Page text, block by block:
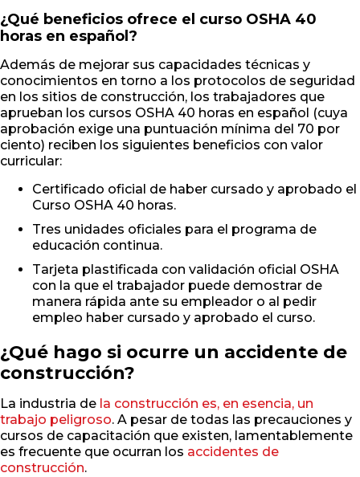
¿Qué beneficios ofrece el curso OSHA 40
horas en español?
Además de mejorar sus capacidades técnicas y
conocimientos en torno a los protocolos de seguridad
en los sitios de construcción, los trabajadores que
aprueban los cursos OSHA 40 horas en español (cuya
aprobación exige una puntuación mínima del 70 por
ciento) reciben los siguientes beneficios con valor
curricular:
Certificado oficial de haber cursado y aprobado el
Curso OSHA 40 horas.
Tres unidades oficiales para el programa de
educación continua.
Tarjeta plastificada con validación oficial OSHA
con la que el trabajador puede demostrar de
manera rápida ante su empleador o al pedir
empleo haber cursado y aprobado el curso.
¿Qué hago si ocurre un accidente de
construcción?
La industria de la construcción es, en esencia, un
trabajo peligroso. A pesar de todas las precauciones y
cursos de capacitación que existen, lamentablemente
es frecuente que ocurran los accidentes de
construcción.